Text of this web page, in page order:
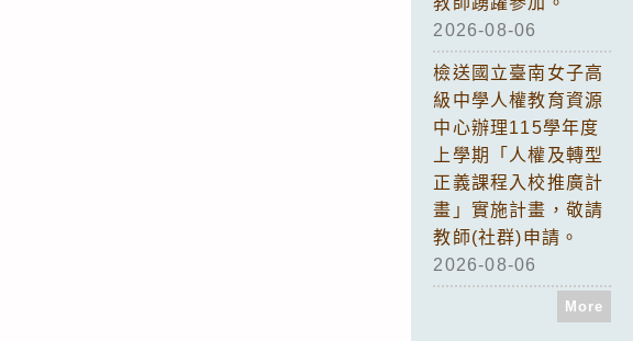
2026-08-06
檢送國立臺南女子高
級中學人權教育資源
中心辦理115學年度
上學期「人權及轉型
正義課程入校推廣計
畫」實施計畫，敬請
教師(社群)申請。
2026-08-06
More